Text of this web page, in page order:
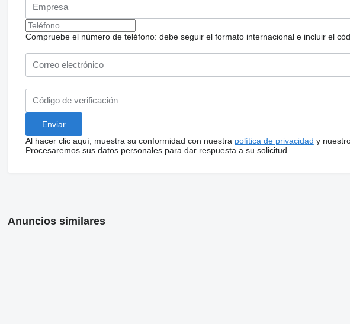
Compruebe el número de teléfono: debe seguir el formato internacional e incluir el
Al hacer clic aquí, muestra su conformidad con nuestra política de privacidad y
Procesaremos sus datos personales para dar respuesta a su solicitud.
Anuncios similares